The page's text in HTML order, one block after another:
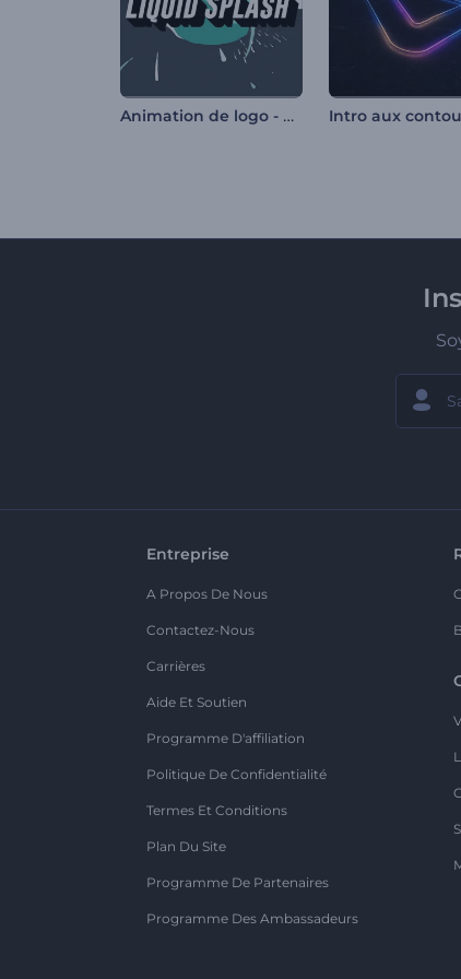
Animation de logo - Éclaboussure de liquide
Entreprise
A Propos De Nous
Contactez-Nous
Carrières
Aide Et Soutien
Programme D'affiliation
Politique De Confidentialité
Termes Et Conditions
Plan Du Site
Programme De Partenaires
Programme Des Ambassadeurs